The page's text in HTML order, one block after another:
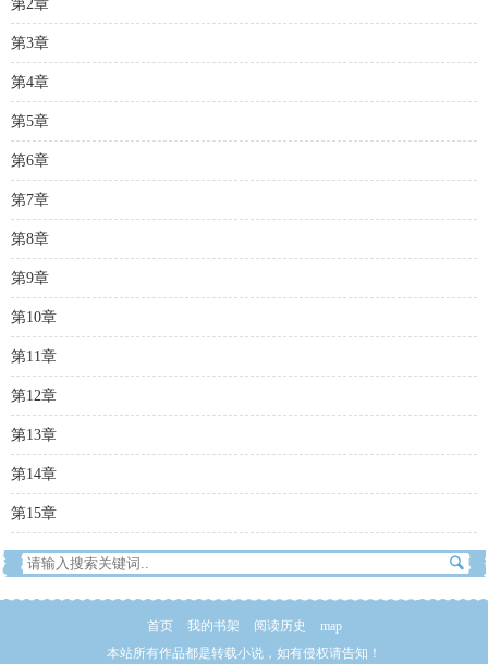
第2章
第3章
第4章
第5章
第6章
第7章
第8章
第9章
第10章
第11章
第12章
第13章
第14章
第15章
首页 我的书架 阅读历史
map
本站所有作品都是转载小说，如有侵权请告知！